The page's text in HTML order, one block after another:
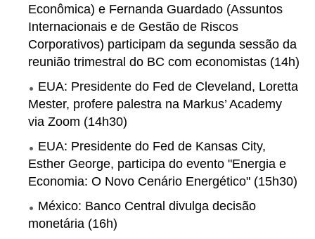
Econômica) e Fernanda Guardado (Assuntos
Internacionais e de Gestão de Riscos
Corporativos) participam da segunda sessão da
reunião trimestral do BC com economistas (14h)
EUA: Presidente do Fed de Cleveland, Loretta
Mester, profere palestra na Markus’ Academy
via Zoom (14h30)
EUA: Presidente do Fed de Kansas City,
Esther George, participa do evento "Energia e
Economia: O Novo Cenário Energético" (15h30)
México: Banco Central divulga decisão
monetária (16h)